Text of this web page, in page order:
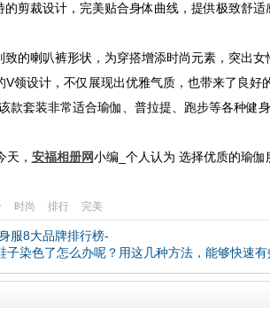
的剪裁设计，完美贴合身体曲线，提供极致舒
的喇叭裤形状，为穿搭增添时尚元素，突出
V领设计，不仅展现出优雅气质，也带来了良
款套装非常适合瑜伽、普拉提、跑步等各种健
天， 安福相册网小编_个人认为 选择优质的瑜伽
时尚 排行 完美
服8大品牌排行榜-
子染色了怎么办呢？用这几种方法，能够快速有